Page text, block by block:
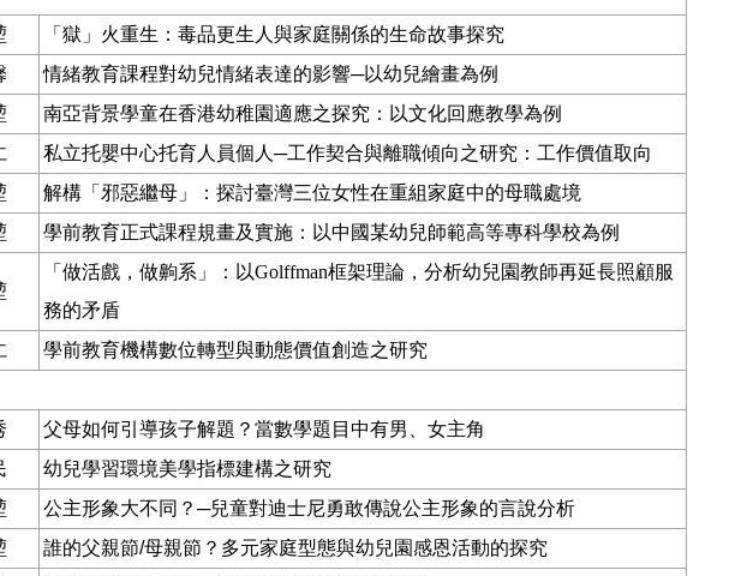
「獄」火重生：毒品更生人與家庭關係的生命故事探究
情緒教育課程對幼兒情緒表達的影響─以幼兒繪畫為例
南亞背景學童在香港幼稚園適應之探究：以文化回應教學為例
私立托嬰中心托育人員個人 ─工作契合與離職傾向之研究：工作價值取向
解構「邪惡繼母」：探討臺灣三位女性在重組家庭中的母職處境
學前教育正式課程規畫及實施：以中國某幼兒師範高等專科學校為例
「做活戲，做齁系」：以Golffman框架理論，分析幼兒園教師再延長照顧服
務的矛盾
學前教育機構數位轉型與動態價值創造之研究
父母如何引導孩子解題？當數學題目中有男、女主角
幼兒學習環境美學指標建構之研究
公主形象大不同？ ─兒童對迪士尼勇敢傳說公主形象的言說分析
誰的父親節/母親節？多元家庭型態與幼兒園感恩活動的探究